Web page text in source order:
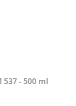
- 500 ml